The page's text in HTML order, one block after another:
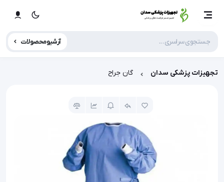
آرشیو محصولات
تجهیزات پزشکی سدان گان جراح